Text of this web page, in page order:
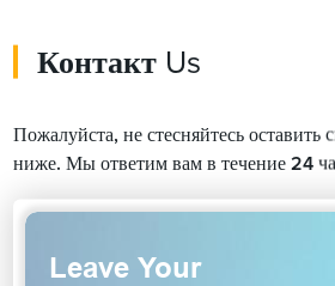
Контакт Us
Пожалуйста, не стесняйтесь оставить
ниже. Мы ответим вам в течение 24